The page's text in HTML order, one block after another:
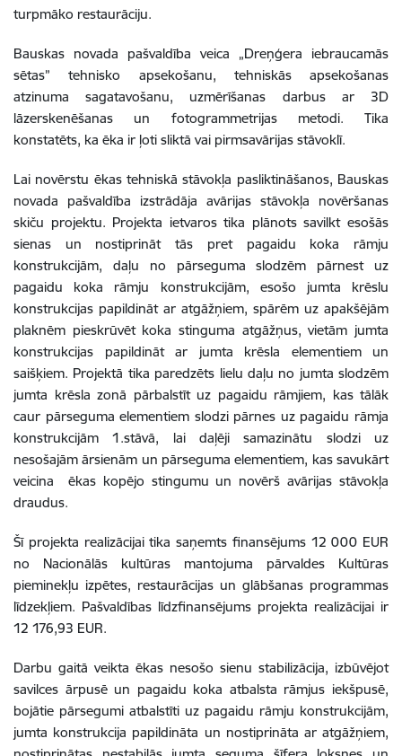
turpmāko restaurāciju.
Bauskas novada pašvaldība veica „Dreņģera iebraucamās
sētas” tehnisko apsekošanu, tehniskās apsekošanas
atzinuma sagatavošanu, uzmērīšanas darbus ar 3D
lāzerskenēšanas un fotogrammetrijas metodi. Tika
konstatēts, ka ēka ir ļoti sliktā vai pirmsavārijas stāvoklī.
Lai novērstu ēkas tehniskā stāvokļa pasliktināšanos, Bauskas
novada pašvaldība izstrādāja avārijas stāvokļa novēršanas
skiču projektu. Projekta ietvaros tika plānots savilkt esošās
sienas un nostiprināt tās pret pagaidu koka rāmju
konstrukcijām, daļu no pārseguma slodzēm pārnest uz
pagaidu koka rāmju konstrukcijām, esošo jumta krēslu
konstrukcijas papildināt ar atgāžņiem, spārēm uz apakšējām
plaknēm pieskrūvēt koka stinguma atgāžņus, vietām jumta
konstrukcijas papildināt ar jumta krēsla elementiem un
saišķiem. Projektā tika paredzēts lielu daļu no jumta slodzēm
jumta krēsla zonā pārbalstīt uz pagaidu rāmjiem, kas tālāk
caur pārseguma elementiem slodzi pārnes uz pagaidu rāmja
konstrukcijām 1.stāvā, lai daļēji samazinātu slodzi uz
nesošajām ārsienām un pārseguma elementiem, kas savukārt
veicina ēkas kopējo stingumu un novērš avārijas stāvokļa
draudus.
Šī projekta realizācijai tika saņemts finansējums 12 000 EUR
no Nacionālās kultūras mantojuma pārvaldes Kultūras
pieminekļu izpētes, restaurācijas un glābšanas programmas
līdzekļiem. Pašvaldības līdzfinansējums projekta realizācijai ir
12 176,93 EUR.
Darbu gaitā veikta ēkas nesošo sienu stabilizācija, izbūvējot
savilces ārpusē un pagaidu koka atbalsta rāmjus iekšpusē,
bojātie pārsegumi atbalstīti uz pagaidu rāmju konstrukcijām,
jumta konstrukcija papildināta un nostiprināta ar atgāžņiem,